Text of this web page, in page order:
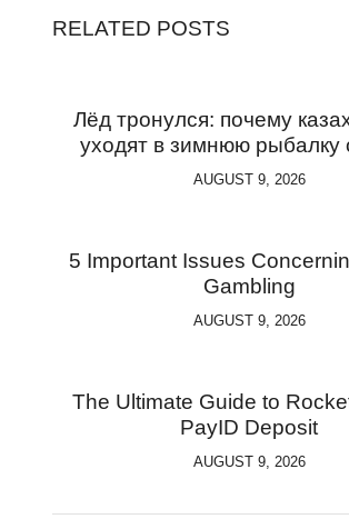
RELATED POSTS
Лёд тронулся: почему
уходят в зимнюю рыбалку
AUGUST 9, 2026
5 Important Issues
Gambling
AUGUST 9, 2026
The Ultimate Guide to
PayID Deposit
AUGUST 9, 2026